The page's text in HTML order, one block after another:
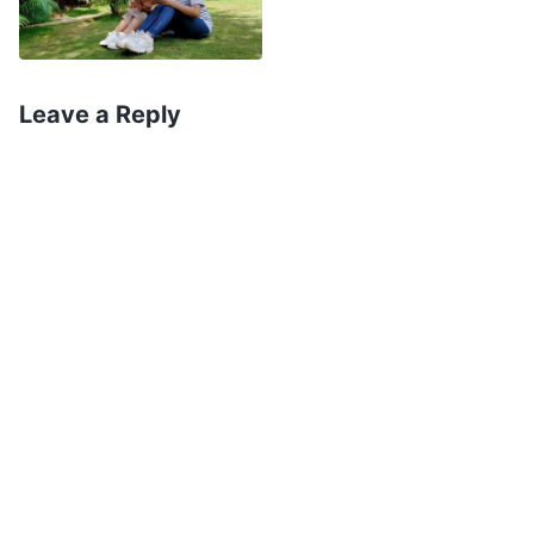
coração começou a se agitar novamente, e
pensei: “Isso não é belas-artes, mas pode ser um
Como eu não havia estudado correção de cor,
Leave a Reply